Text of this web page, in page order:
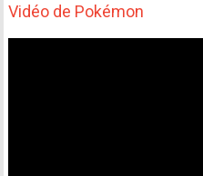
Vidéo de Pokémon